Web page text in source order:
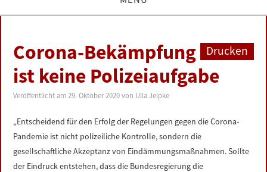
BUNDESTAG
PRESSE
ZUR PERSON
LINKS
Drucken
Corona-Bekämpfung
ist keine Polizeiaufgabe
Veröffentlicht am29. Oktober 2020 von Ulla Jelpke
„Entscheidend für den Erfolg der Regelungen gegen die Corona-
Pandemie ist nicht polizeiliche Kontrolle, sondern die
gesellschaftliche Akzeptanz von Eindämmungsmaßnahmen. Sollte
der Eindruck entstehen, dass die Bundesregierung die